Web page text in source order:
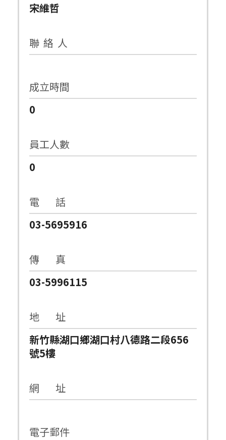
宋維哲
聯 絡 人
成立時間
0
員工人數
0
電 話
03-5695916
傳 真
03-5996115
地 址
新竹縣湖口鄉湖口村八德路二段656
號5樓
網 址
電子郵件